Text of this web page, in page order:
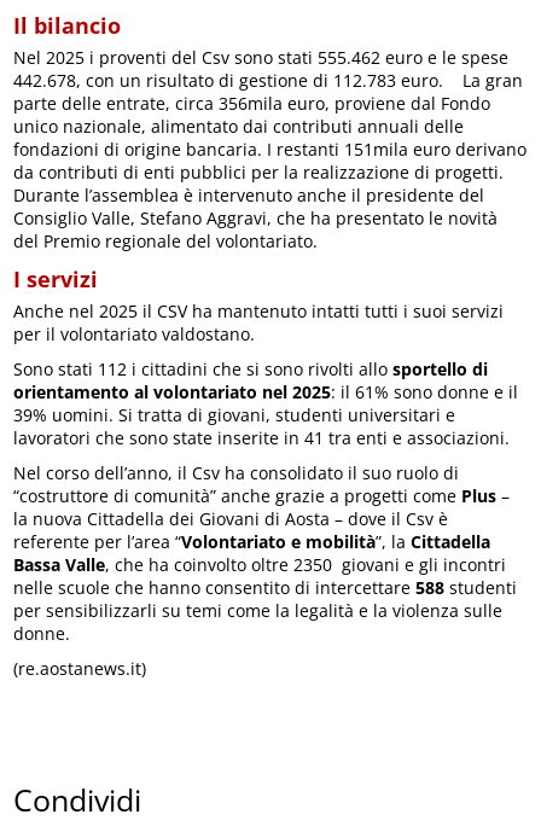
Il bilancio
Nel 2025 i proventi del Csv sono stati 555.462 euro e le spese
442.678, con un risultato di gestione di 112.783 euro. La gran
parte delle entrate, circa 356mila euro, proviene dal Fondo
unico nazionale, alimentato dai contributi annuali delle
fondazioni di origine bancaria. I restanti 151mila euro derivano
da contributi di enti pubblici per la realizzazione di progetti.
Durante l’assemblea è intervenuto anche il presidente del
Consiglio Valle, Stefano Aggravi, che ha presentato le novità
del Premio regionale del volontariato.
I servizi
Anche nel 2025 il CSV ha mantenuto intatti tutti i suoi servizi
per il volontariato valdostano.
Sono stati 112 i cittadini che si sono rivolti allosportello di
orientamento al volontariato nel 2025: il 61% sono donne e il
39% uomini. Si tratta di giovani, studenti universitari e
lavoratori che sono state inserite in 41 tra enti e associazioni.
Nel corso dell’anno, il Csv ha consolidato il suo ruolo di
“costruttore di comunità” anche grazie a progetti come Plus –
la nuova Cittadella dei Giovani di Aosta – dove il Csv è
referente per l’area “Volontariato e mobilità”, laCittadella
Bassa Valle, che ha coinvolto oltre 2350 giovani e gli incontri
nelle scuole che hanno consentito di intercettare588 studenti
per sensibilizzarli su temi come la legalità e la violenza sulle
donne.
(re.aostanews.it)
Condividi